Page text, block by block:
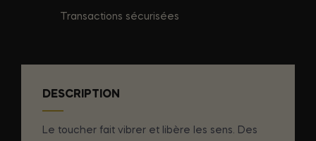
Transactions sécurisées
DESCRIPTION
Le toucher fait vibrer et libère les sens. Des